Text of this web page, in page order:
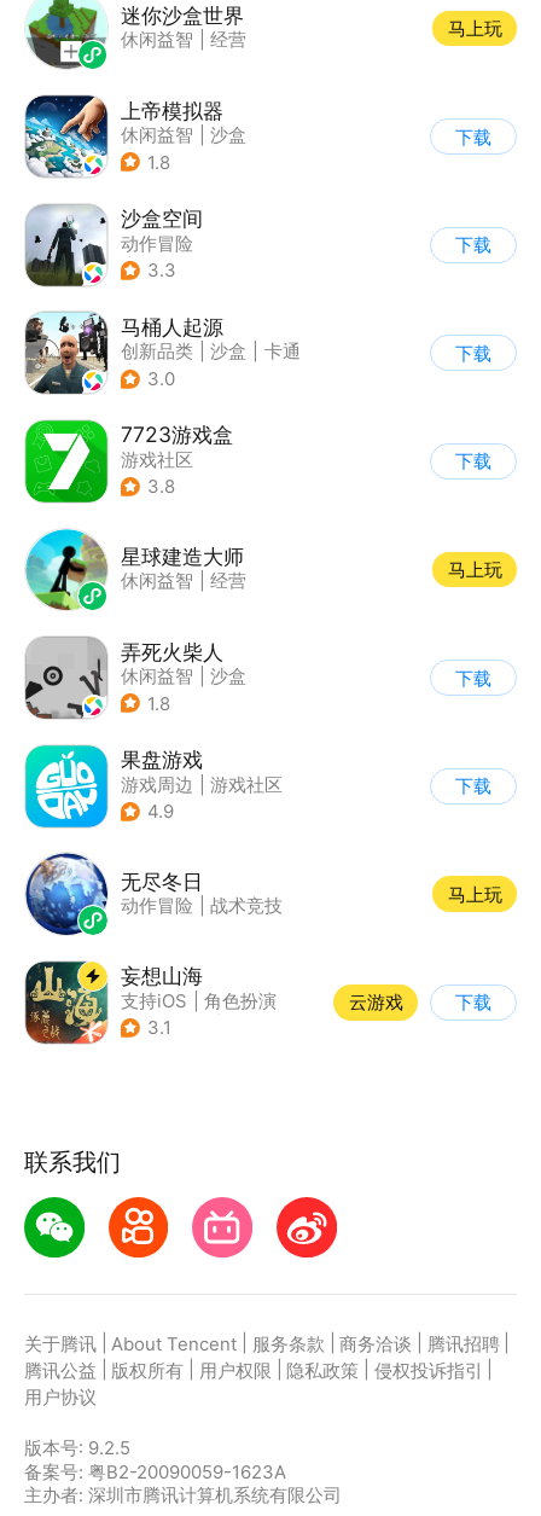
迷你沙盒世界
休闲益智 经营
马上玩
上帝模拟器
休闲益智
沙盒
| 建造模拟
1.8
下载
沙盒空间
动作冒险
| 第一人称射击
3.3
下载
马桶人起源
创新品类 沙盒
卡通
| 建造
3.0
下载
7723游戏盒
游戏社区
3.8
下载
星球建造大师
休闲益智 经营
马上玩
弄死火柴人
休闲益智
沙盒
| 火柴人
1.8
下载
果盘游戏
游戏周边
游戏社区
4.9
下载
无尽冬日
动作冒险 战术竞技
马上玩
妄想山海
支持iOS
角色扮演
| 店铺经营
3.1
云游戏 下载
联系我们
关于腾讯 About Tencent 服务条款 商务洽谈 腾讯招聘
腾讯公益
版权所有 用户权限 隐私政策 侵权投诉指引
用户协议
版本号: 9.2.5
备案号: 粤B2-20090059-1623A
主办者: 深圳市腾讯计算机系统有限公司